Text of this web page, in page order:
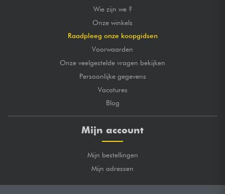
Wie zijn we ?
Onze winkels
Raadpleeg onze koopgidsen
Voorwaarden
Onze veelgestelde vragen bekijken
Persoonlijke gegevens
Vacatures
Blog
Mijn account
Mijn bestellingen
Mijn adressen